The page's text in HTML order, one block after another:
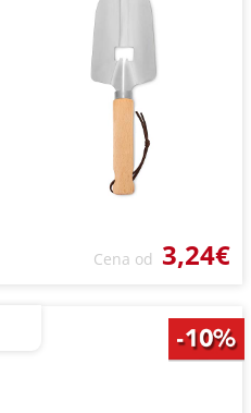
Cena od 3,24€